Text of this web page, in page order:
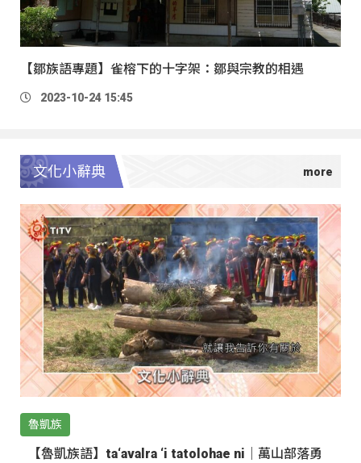
【鄒族語專題】雀榕下的十字架：鄒與宗教的相遇
2023-10-24 15:45
文化小辭典
魯凱族
【魯凱族語】ta‘avalra ‘i tatolohae ni｜萬山部落勇